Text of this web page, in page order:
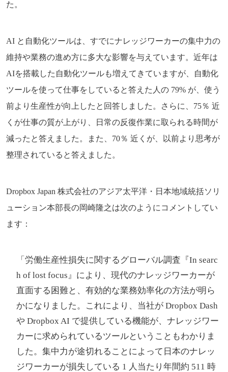
た。
AI と自動化ツールは、すでにナレッジワーカーの集中力の
維持や業務の進め方に多大な影響を与えています。近年は
AIを搭載した自動化ツールも増えてきていますが、自動化
ツールを使って仕事をしていると答えた人の 79% が、使う
前より生産性が向上したと回答しました。さらに、75％ 近
くが仕事の質が上がり、日常の反復作業に取られる時間が
減ったと答えました。また、70％ 近くが、以前より思考が
整理されていると答えました。
Dropbox Japan 株式会社のアジア太平洋・日本地域統括ソリ
ューション本部長の岡崎隆之は次のようにコメントしてい
ます：
「労働生産性損失に関するグローバル調査『In searc
h of lost focus』により、現代のナレッジワーカーが
直面する困難と、有効的な業務効率化の方法が明ら
かになりました。これにより、当社が Dropbox Dash
や Dropbox AI で提供している機能が、ナレッジワー
カーに求められているツールということもわかりま
した。集中力が途切れることによって日本のナレッ
ジワーカーが損失している 1 人当たり年間約 511 時